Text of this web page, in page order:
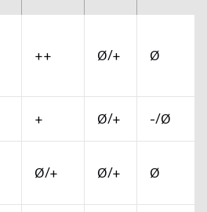
++ Ø/+ Ø
+ Ø/+ -/Ø
Ø/+ Ø/+ Ø